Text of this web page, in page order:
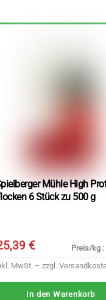
Mühle High
6 Stück zu 500 g
€
Preis/kg :
MwSt. – zzgl.
In den Warenkorb